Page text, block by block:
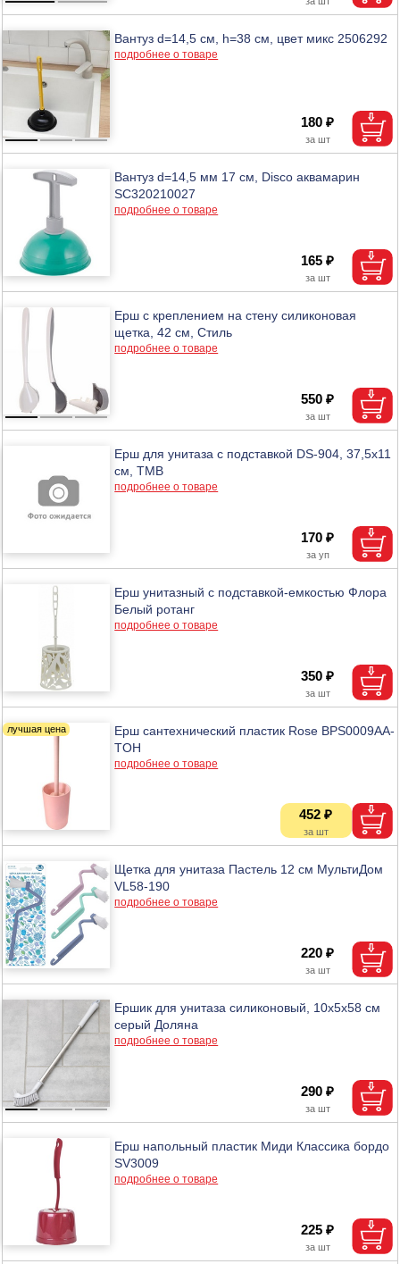
Вантуз d=14,5 см, h=38 см, цвет микс 2506292
подробнее о товаре
180 ₽
Вантуз d=14,5 мм 17 см, Disco аквамарин
SC320210027
подробнее о товаре
165 ₽
Ерш с креплением на стену силиконовая
щетка, 42 см, Стиль
подробнее о товаре
550 ₽
Ерш для унитаза с подставкой DS-904, 37,5х11
см, ТМВ
подробнее о товаре
170 ₽
Ерш унитазный с подставкой-емкостью Флора
Белый ротанг
подробнее о товаре
350 ₽
Ерш сантехнический пластик Rose BPS0009AA-
TOH
подробнее о товаре
452 ₽
Щетка для унитаза Пастель 12 см МультиДом
VL58-190
подробнее о товаре
220 ₽
Ершик для унитаза силиконовый, 10х5х58 см
серый Доляна
подробнее о товаре
290 ₽
Ерш напольный пластик Миди Классика бордо
SV3009
подробнее о товаре
225 ₽